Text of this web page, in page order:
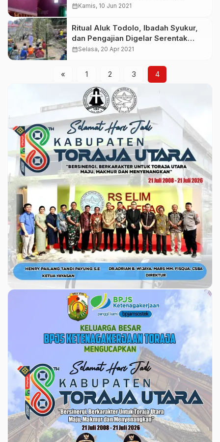
Penyebabnya Belum Diketahui
calendar_monthKamis, 10 Jun 2021
Ritual Aluk Todolo, Ibadah Syukur,
dan Pengajian Digelar Serentak
PLTA Malea Bersama Masyarakat
calendar_monthSelasa, 20 Apr 2021
« 1 2 3 4